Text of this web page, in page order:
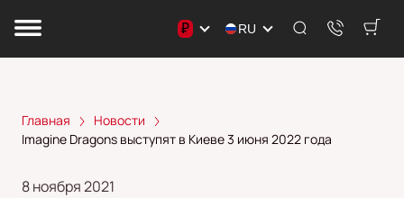
₽ RU
Главная
Новости
Imagine Dragons выступят в Киеве 3 июня 2022 года
8 ноября 2021